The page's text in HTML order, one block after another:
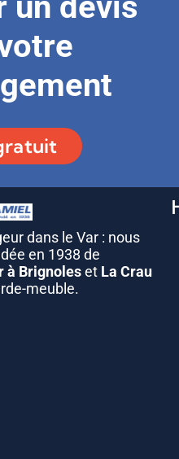
dans le Var : nous
en 1938 de
à Brignoleset La Crau
meuble.